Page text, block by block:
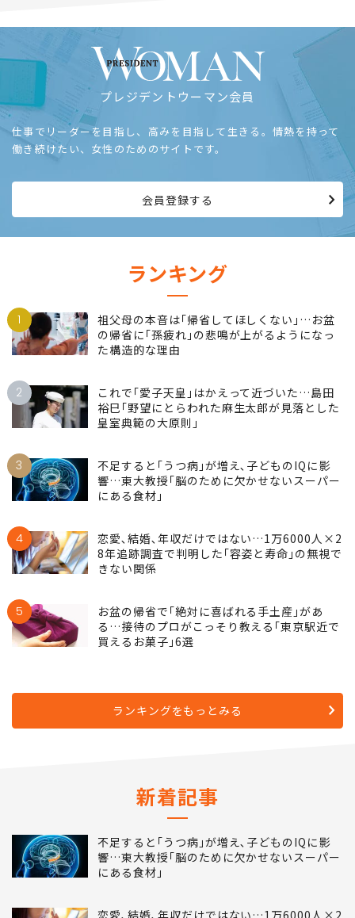
プレジデントウーマン会員
仕事でリーダーを目指し、高みを目指して生きる。情熱を持って
働き続けたい、女性のためのサイトです。
会員登録する
ランキング
1
祖父母の本音は｢帰省してほしくない｣…お盆
の帰省に｢孫疲れ｣の悲鳴が上がるようになっ
た構造的な理由
2
これで｢愛子天皇｣はかえって近づいた…島田
裕巳｢野望にとらわれた麻生太郎が見落とした
皇室典範の大原則｣
3
不足すると｢うつ病｣が増え､子どものIQに影
響…東大教授｢脳のために欠かせないスーパー
にある食材｣
4
恋愛､結婚､年収だけではない…1万6000人×2
8年追跡調査で判明した｢容姿と寿命｣の無視で
きない関係
5
お盆の帰省で｢絶対に喜ばれる手土産｣があ
る…接待のプロがこっそり教える｢東京駅近で
買えるお菓子｣6選
ランキングをもっとみる
新着記事
不足すると｢うつ病｣が増え､子どものIQに影
響…東大教授｢脳のために欠かせないスーパー
にある食材｣